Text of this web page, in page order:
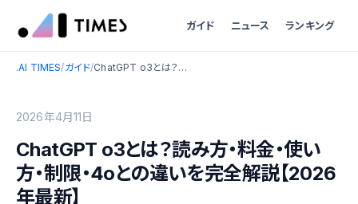
ガイド ニュース ランキング
.AI TIMES/ガイド/ ChatGPT o3とは？読み方・料金・使い方・制限・4oとの違いを完全解説【2026年最新】
2026年4月11日
ChatGPT o3とは？読み方・料金・使い
方・制限・4oとの違いを完全解説【2026
年最新】